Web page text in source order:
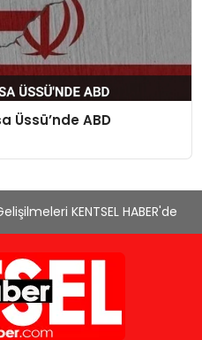
Üssü’nde ABD
KENTSEL HABER'de